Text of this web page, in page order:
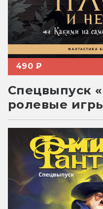
490 ₽
Спецвыпуск
ролевые